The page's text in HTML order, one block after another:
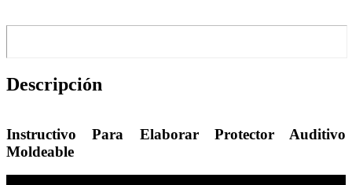
Descripción
Instructivo Para Elaborar Protector Auditivo
Moldeable